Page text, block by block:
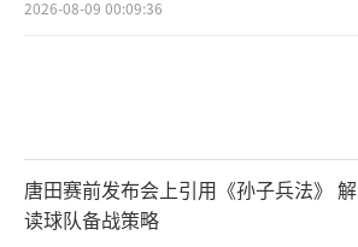
2026-08-09 00:09:36
唐田赛前发布会上引用《孙子兵法》 解
读球队备战策略